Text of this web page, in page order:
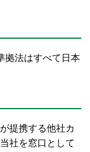
拠法はすべて日本
提携する他社カ
社を窓口として